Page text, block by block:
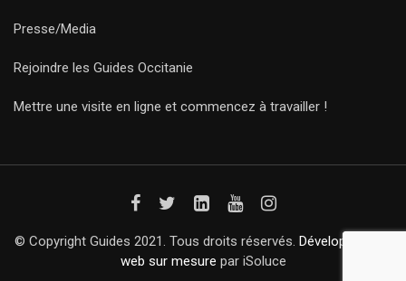
Presse/Media
Rejoindre les Guides Occitanie
Mettre une visite en ligne et commencez à travailler !
© Copyright Guides 2021. Tous droits réservés. Développement
web sur mesure par iSoluce